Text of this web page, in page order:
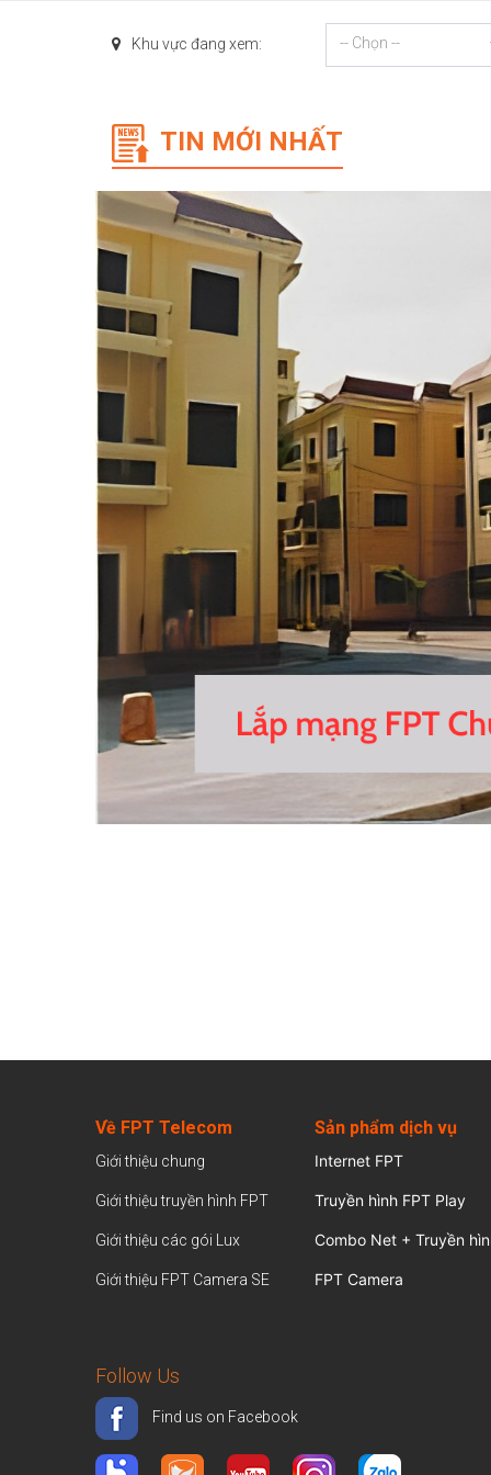
Khu vực đang xem: -- Chọn --
TIN MỚI NHẤT
Về FPT Telecom
Giới thiệu chung
Giới thiệu truyền hình FPT
Giới thiệu các gói Lux
Giới thiệu FPT Camera SE
Sản phẩm dịch vụ
Internet FPT
Truyền hình FPT Play
Combo Net + Truyền
FPT Camera
Follow Us
Find us on Facebook